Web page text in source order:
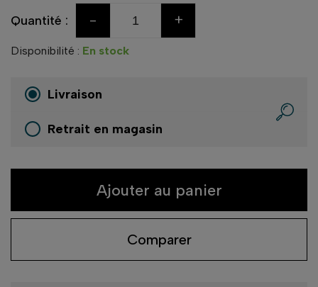
Quantité : - +
Disponibilité : En stock
Livraison
Retrait en magasin
Ajouter au panier
Comparer